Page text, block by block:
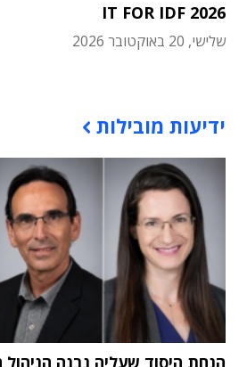
IT FOR IDF 2026
שלישי, 20 באוקטובר 2026
ידיעות מובילות
הנחת היסוד שעליה נבנה